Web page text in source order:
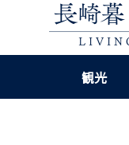
観光